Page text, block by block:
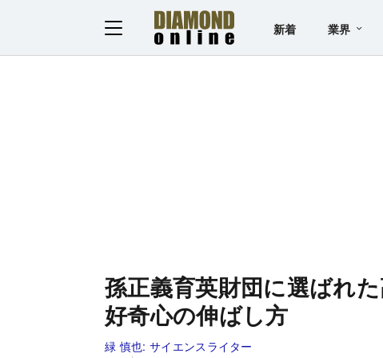
新着 業界
孫正義育英財団に選ばれ
好奇心の伸ばし方
緑 慎也: サイエンスライター